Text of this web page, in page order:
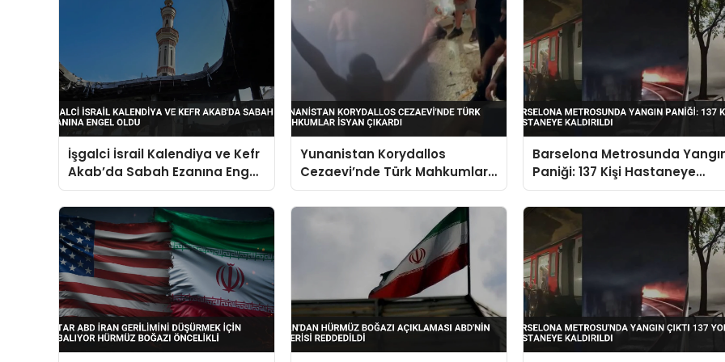
İşgalci İsrail Kalendiya ve Kefr
Akab’da Sabah Ezanına Engel
Oldu
Yunanistan Korydallos
Cezaevi’nde Türk Mahkumlar
İsyan Çıkardı
Barselona Metrosunda
Paniği: 137 Kişi Hastaneye
Kaldırıldı